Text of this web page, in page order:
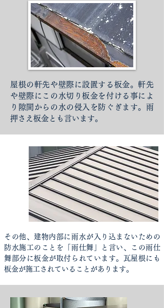
屋根の軒先や壁際に設置する板金。軒先
や壁際にこの水切り板金を付ける事によ
り隙間からの水の侵入を防ぐぎます。雨
押さえ板金とも言います。
その他、建物内部に雨水が入り込まないための
防水施工のことを「雨仕舞」と言い、この雨仕
舞部分に板金が取付られています。瓦屋根にも
板金が施工されていることがあります。